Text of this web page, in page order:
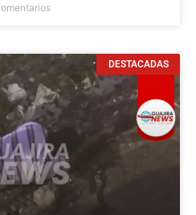
DESTACADAS